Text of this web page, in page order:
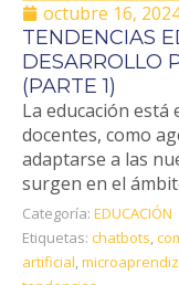
octubre 16,
TENDENCIAS
DESARROLLO
(PARTE 1)
La educación
docentes, como
adaptarse a las
surgen en el
Categoría: EDUCACIÓN
Etiquetas: chatbots,
artificial,